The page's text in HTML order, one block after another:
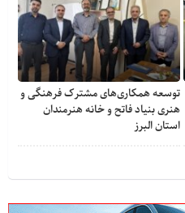
توسعه همکاری‌های مشترک فرهنگی و
هنری بنیاد فاتح و خانه هنرمندان
استان البرز